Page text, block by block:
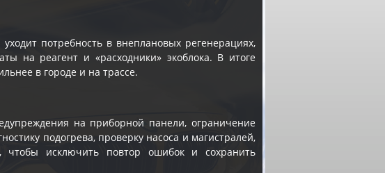
потребность в внеплановых регенерациях,
на реагент и «расходники» экоблока. В итоге
в городе и на трассе.
на приборной панели, ограничение
подогрева, проверку насоса и магистралей,
исключить повтор ошибок и сохранить